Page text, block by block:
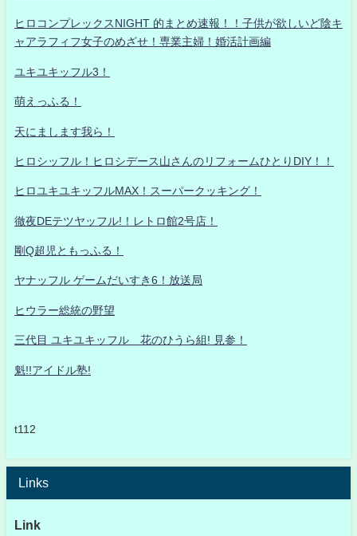
ヒロコンプレックスNIGHT 的まとめ速報！！子供が欲しいど陰キ
ャアラフィフ女子のめざせ！専業主婦！婚活計画編
ユキユキッフル3！
萌えっふる！
天にまします我ら！
ヒロシッフル！ヒロシデース山さんのリフォームひとりDIY！！
ヒロユキユキッフルMAX！スーパークッキング！
徹夜DEテツヤッフル!！レトロ館2号店！
剛Q超児ともっふる！
ヤナッフル ゲームだいすき6！放送局
ヒウラー総統の野望
三代目 ユキユキッフル 花のひうら組! 見参！
魁!!アイドル塾!
t112
Links
Link